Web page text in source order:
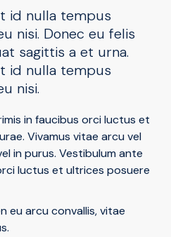
id nulla tempus
nisi. Donec eu felis
sagittis a et urna.
id nulla tempus
nisi.
in faucibus orci luctus et
Vivamus vitae arcu vel
in purus. Vestibulum ante
luctus et ultrices posuere
eu arcu convallis, vitae